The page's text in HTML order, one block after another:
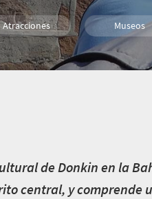
Atracciones Museos
Familia Rutas
de Donkin en la
central, y comprende